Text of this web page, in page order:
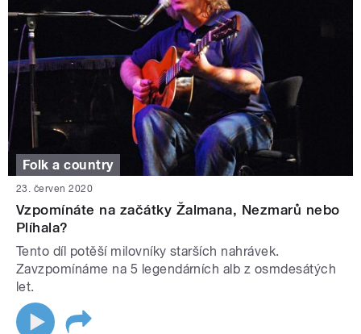
Folk a country
23. červen 2020
Vzpomínáte na začátky Žalmana, Nezmarů nebo
Plíhala?
Tento díl potěší milovníky starších nahrávek.
Zavzpomínáme na 5 legendárních alb z osmdesátých
let.